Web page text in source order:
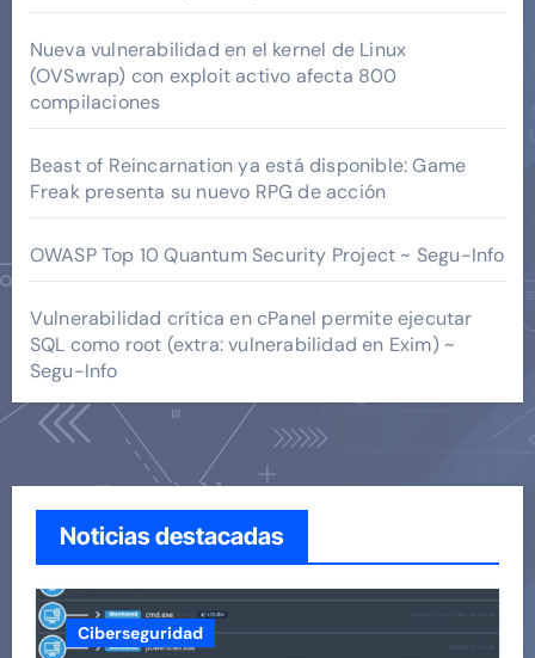
Nueva vulnerabilidad en el kernel de Linux
(OVSwrap) con exploit activo afecta 800
compilaciones
Beast of Reincarnation ya está disponible: Game
Freak presenta su nuevo RPG de acción
OWASP Top 10 Quantum Security Project ~ Segu-Info
Vulnerabilidad crítica en cPanel permite ejecutar
SQL como root (extra: vulnerabilidad en Exim) ~
Segu-Info
Noticias destacadas
Ciberseguridad